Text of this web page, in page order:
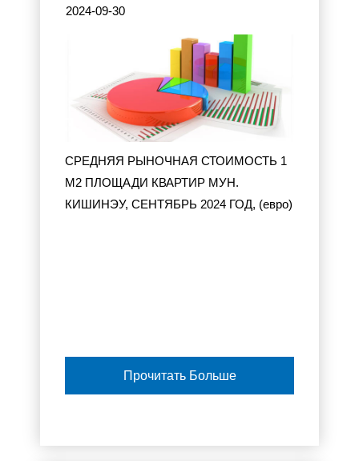
2024-09-30
CРЕДНЯЯ РЫНОЧНАЯ СТОИМОСТЬ 1
М2 ПЛОЩАДИ КВАРТИР МУН.
КИШИНЭУ, СЕНТЯБРЬ 2024 ГОД, (евро)
Прочитать Больше